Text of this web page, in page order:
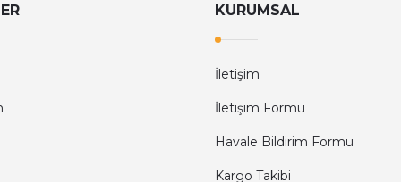
KURUMSAL
İletişim
İletişim Formu
Havale Bildirim Formu
Kargo Takibi